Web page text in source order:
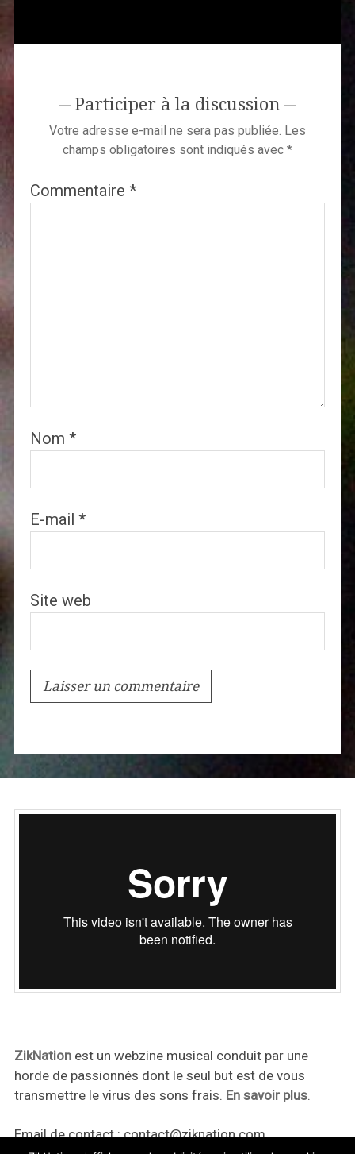
Participer à la discussion
Votre adresse e-mail ne sera pas publiée. Les
champs obligatoires sont indiqués avec *
Commentaire *
Nom *
E-mail *
Site web
ZikNationest un webzine musical conduit par une
horde de passionnés dont le seul but est de vous
transmettre le virus des sons frais. En savoir plus.
Email de contact :contact@ziknation.com